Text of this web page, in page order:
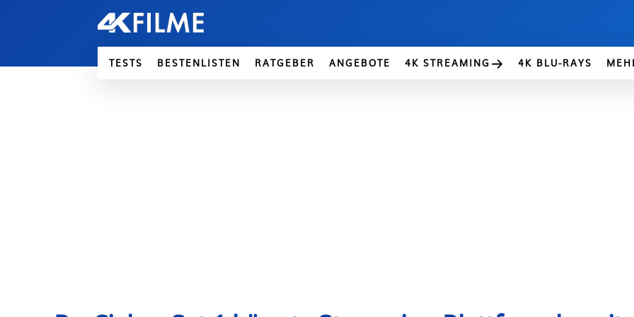
TESTS BESTENLISTEN RATGEBER ANGEBOTE 4K STREAMING 4K BLU-RAYS